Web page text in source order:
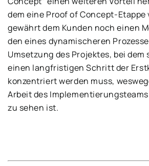
dem eine Proof of Concept-Etappe
gewährt dem Kunden noch einen
den eines dynamischeren
Umsetzung des Projektes, bei
einen langfristigen Schritt der
konzentriert werden muss,
Arbeit des
zu sehen ist.